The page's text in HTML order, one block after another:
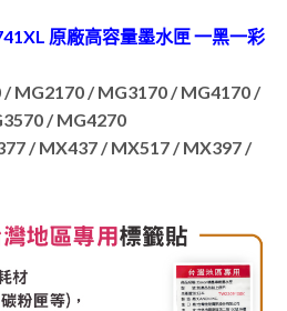
原廠高容量墨水匣 一黑一彩
MG2170 / MG3170 / MG4170 /
/ MG4270
/ MX437 / MX517 / MX397 /